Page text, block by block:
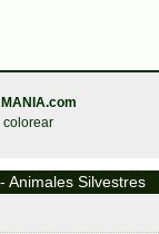
Animales Silvestres